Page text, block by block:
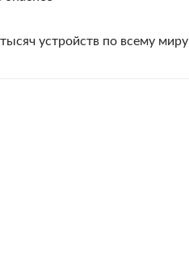
устройств по всему миру